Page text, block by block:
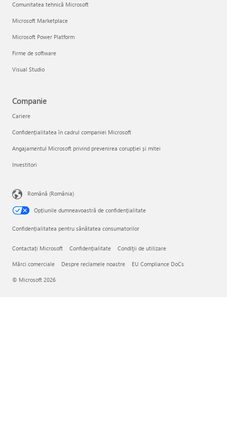
Comunitatea tehnică Microsoft
Microsoft Marketplace
Microsoft Power Platform
Firme de software
Visual Studio
Companie
Cariere
Confidențialitatea în cadrul companiei Microsoft
Angajamentul Microsoft privind prevenirea corupției și mitei
Investitori
Română (România)
Opțiunile dumneavoastră de confidențialitate
Confidențialitatea pentru sănătatea consumatorilor
Contactați Microsoft Confidențialitate Condiţii de utilizare
Mărci comerciale Despre reclamele noastre EU Compliance DoCs
© Microsoft 2026